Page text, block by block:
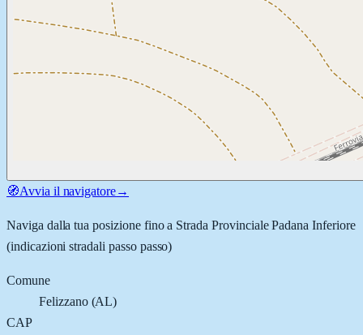
🧭Avvia il navigatore→
Naviga dalla tua posizione fino a Strada Provinciale Padana Inferiore
(indicazioni stradali passo passo)
Comune
Felizzano(AL)
CAP